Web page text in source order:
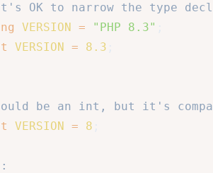
OK to narrow the type
VERSION = "PHP 8.3"
VERSION = 8.3
be an int, but it's
VERSION = 8